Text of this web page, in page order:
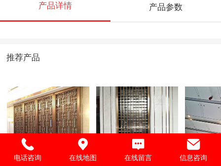
产品详情 产品参数
推荐产品
不锈钢屏风 南平大剧院项目 南平大
电话咨询 在线地图 在线留言 信息咨询